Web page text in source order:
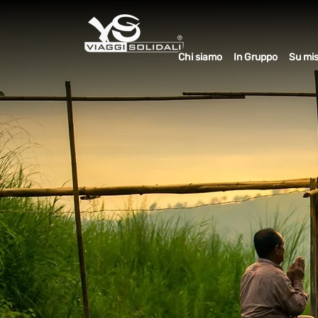
Chi siamo In Gruppo Su